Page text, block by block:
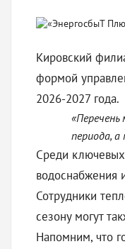
Кировский
формой
2026-2027 года.
периода,
Среди
водоснабжения
Сотрудники
сезону могут
Напомним, что